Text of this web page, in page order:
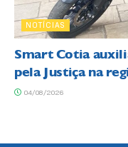
NOTÍCIAS
Smart Cotia
pela Justiça na
04/08/2026